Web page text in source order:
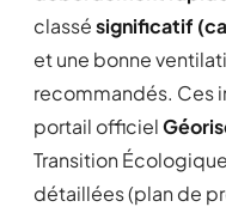
classésignificatif
et une bonne
recommandés. Ces
portail officiel
Transition
détaillées (plan de